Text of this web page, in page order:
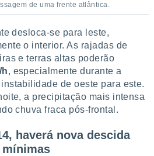
de uma frente atlântica.
desloca-se para leste,
o interior. As rajadas de
e terras altas poderão
, especialmente durante a
de oeste para este.
a precipitação mais intensa
chuva fraca pós-frontal.
haverá nova descida
mínimas